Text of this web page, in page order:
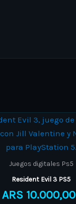
Juegos digitales Ps5
Resident Evil 3 PS5
ARS 10.000,00
This
product
has
multiple
variants.
options